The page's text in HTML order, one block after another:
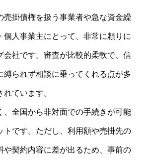
売掛債権を扱う事業者や急な資金繰
個人事業主にとって、非常に頼りに
会社です。審査が比較的柔軟で、信
縛られず相談に乗ってくれる点が多
ています。
、全国から非対面での手続きが可能
トです。ただし、利用額や売掛先の
や契約内容に差が出るため、事前の